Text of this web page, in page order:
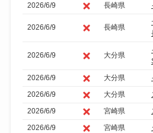
2026/6/9
長崎県
2026/6/9 長崎県
2026/6/9 大分県
2026/6/9
大分県
2026/6/9
大分県
2026/6/9
宮崎県
2026/6/9
宮崎県